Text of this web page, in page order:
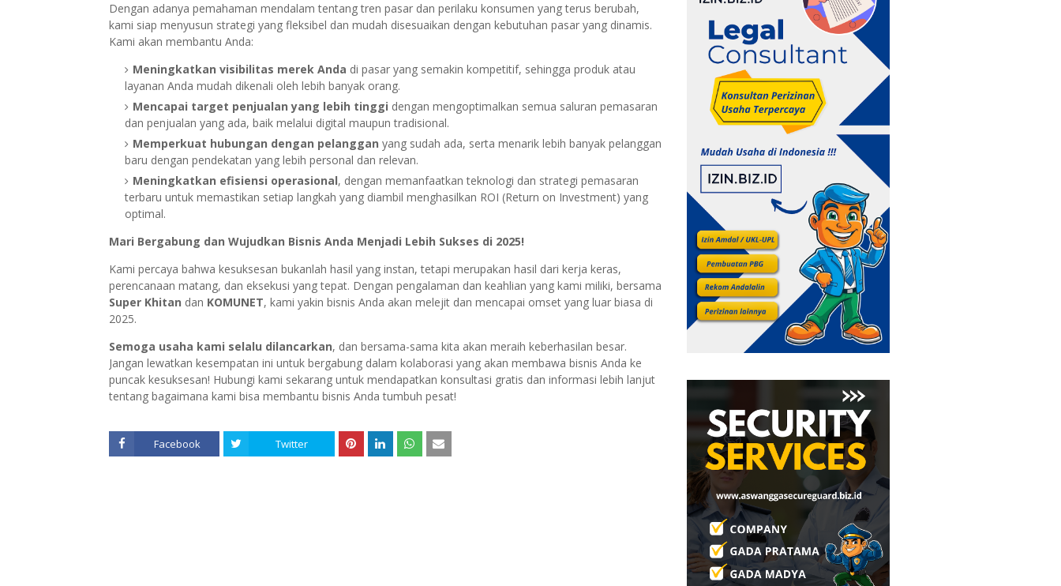
Dengan adanya pemahaman mendalam tentang tren pasar dan perilaku konsumen yang terus berubah,
kami siap menyusun strategi yang fleksibel dan mudah disesuaikan dengan kebutuhan pasar yang dinamis.
Kami akan membantu Anda:
Meningkatkan visibilitas merek Anda di pasar yang semakin kompetitif, sehingga produk atau
layanan Anda mudah dikenali oleh lebih banyak orang.
Mencapai target penjualan yang lebih tinggi dengan mengoptimalkan semua saluran pemasaran
dan penjualan yang ada, baik melalui digital maupun tradisional.
Memperkuat hubungan dengan pelanggan yang sudah ada, serta menarik lebih banyak pelanggan
baru dengan pendekatan yang lebih personal dan relevan.
Meningkatkan efisiensi operasional, dengan memanfaatkan teknologi dan strategi pemasaran
terbaru untuk memastikan setiap langkah yang diambil menghasilkan ROI (Return on Investment) yang
optimal.
Mari Bergabung dan Wujudkan Bisnis Anda Menjadi Lebih Sukses di 2025!
Kami percaya bahwa kesuksesan bukanlah hasil yang instan, tetapi merupakan hasil dari kerja keras,
perencanaan matang, dan eksekusi yang tepat. Dengan pengalaman dan keahlian yang kami miliki, bersama
Super Khitan dan KOMUNET, kami yakin bisnis Anda akan melejit dan mencapai omset yang luar biasa di
2025.
Semoga usaha kami selalu dilancarkan, dan bersama-sama kita akan meraih keberhasilan besar.
Jangan lewatkan kesempatan ini untuk bergabung dalam kolaborasi yang akan membawa bisnis Anda ke
puncak kesuksesan! Hubungi kami sekarang untuk mendapatkan konsultasi gratis dan informasi lebih lanjut
tentang bagaimana kami bisa membantu bisnis Anda tumbuh pesat!
Facebook Twitter